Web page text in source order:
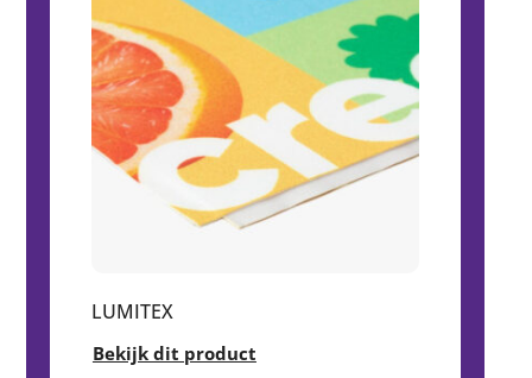
LUMITEX
Bekijk dit product